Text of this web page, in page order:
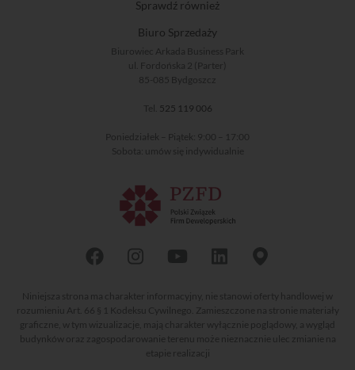
Sprawdź również
Biuro Sprzedaży
Biurowiec Arkada Business Park
ul. Fordońska 2 (Parter)
85-085 Bydgoszcz
Tel. 525 119 006
Poniedziałek – Piątek: 9:00 – 17:00
Sobota: umów się indywidualnie
Niniejsza strona ma charakter informacyjny, nie stanowi oferty handlowej w
rozumieniu Art. 66 § 1 Kodeksu Cywilnego. Zamieszczone na stronie materiały
graficzne, w tym wizualizacje, mają charakter wyłącznie poglądowy, a wygląd
budynków oraz zagospodarowanie terenu może nieznacznie ulec zmianie na
etapie realizacji